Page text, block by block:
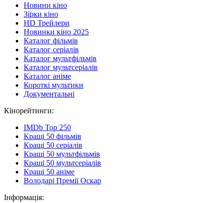
Новини кіно
Зірки кіно
HD Трейлери
Новинки кіно 2025
Каталог фільмів
Каталог серіалів
Каталог мультфільмів
Каталог мультсеріалів
Каталог аніме
Короткі мультики
Документальні
Кінорейтинги:
IMDb Top 250
Кращі 50 фільмів
Кращі 50 серіалів
Кращі 50 мультфільмів
Кращі 50 мультсеріалів
Кращі 50 аніме
Володарі Премії Оскар
Інформація: